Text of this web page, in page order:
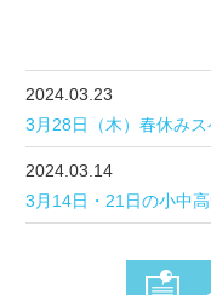
2024.03.23
3月28日（木）春休み
2024.03.14
3月14日・21日の小中